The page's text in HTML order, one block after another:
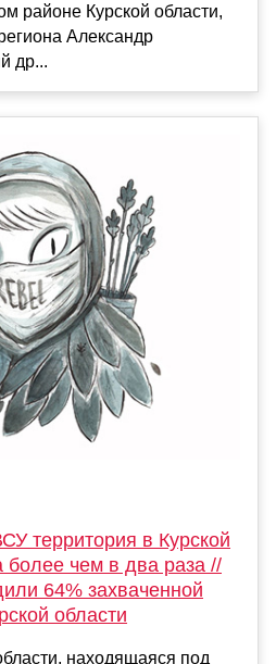
районе Курской области,
Александр
др...
территория в Курской
более чем в два раза //
64% захваченной
области
находящаяся под